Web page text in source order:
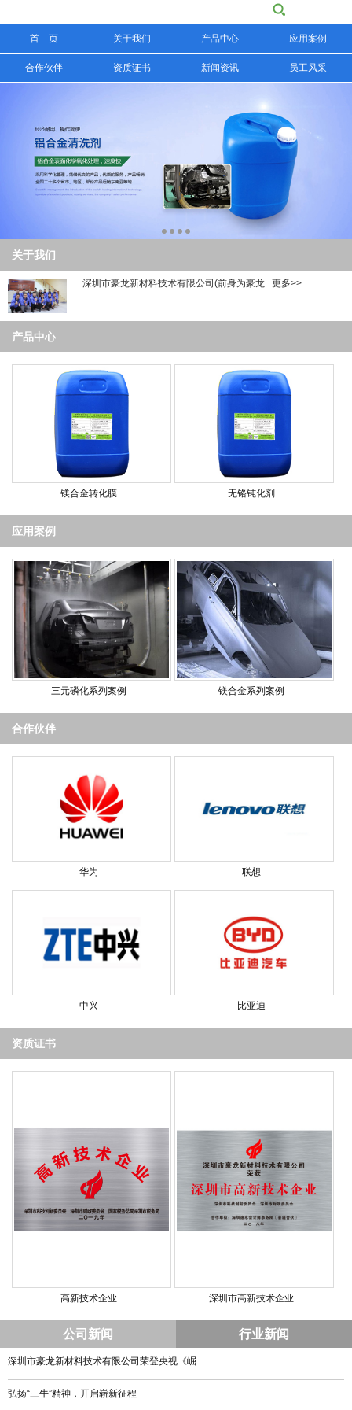
首 页 关于我们 产品中心 应用案例
合作伙伴 资质证书 新闻资讯 员工风采
关于我们
深圳市豪龙新材料技术有限公司(前身为豪龙...更多>>
产品中心
镁合金转化膜 无铬钝化剂
应用案例
三元磷化系列案例 镁合金系列案例
合作伙伴
华为 联想
中兴 比亚迪
资质证书
高新技术企业 深圳市高新技术企业
公司新闻 行业新闻
深圳市豪龙新材料技术有限公司荣登央视《崛...
弘扬“三牛”精神，开启崭新征程
搜索